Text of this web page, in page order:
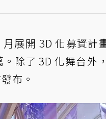
展開 3D 化募資
。除了 3D 化舞台外
布。